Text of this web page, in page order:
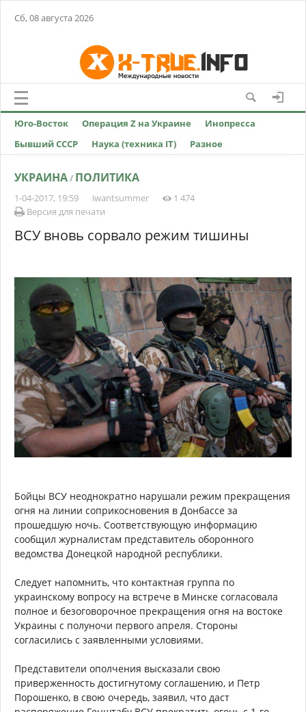
Сб, 08 августа 2026
Юго-Восток Операция Z на Украине
Инопресса
Бывший СССР
Наука (техника IT) Разное
УКРАИНА/ ПОЛИТИКА
1-04-2017, 19:59 iwantsummer
1 474
Версия для печати
ВСУ вновь сорвало режим тишины
Бойцы ВСУ неоднократно нарушали режим прекращения
огня на линии соприкосновения в Донбассе за
прошедшую ночь. Соответствующую информацию
сообщил журналистам представитель оборонного
ведомства Донецкой народной республики.
Следует напомнить, что контактная группа по
украинскому вопросу на встрече в Минске согласовала
полное и безоговорочное прекращения огня на востоке
Украины с полуночи первого апреля. Стороны
согласились с заявленными условиями.
Представители ополчения высказали свою
приверженность достигнутому соглашению, и Петр
Порошенко, в свою очередь, заявил, что даст